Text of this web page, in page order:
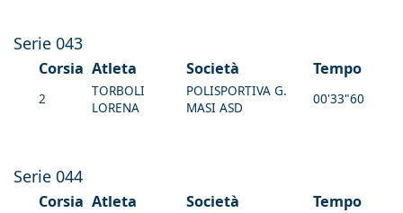
Serie 043
Corsia Atleta Società Tempo
2
TORBOLI
LORENA
POLISPORTIVA G.
MASI ASD
00'33"60
Serie 044
Corsia Atleta Società Tempo